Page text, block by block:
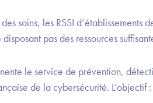
soins, les RSSI d’établissements
pas des ressources
le service de prévention,
de la cybersécurité. L’objectif